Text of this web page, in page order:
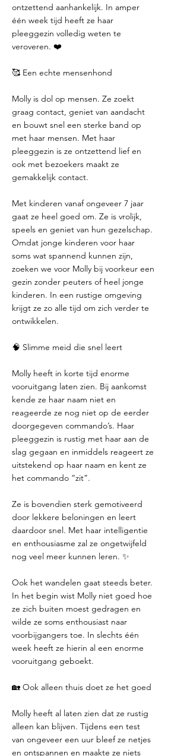
ontzettend aanhankelijk. In amper
één week tijd heeft ze haar
pleeggezin volledig weten te
veroveren. ❤️
🥰 Een echte mensenhond
Molly is dol op mensen. Ze zoekt
graag contact, geniet van aandacht
en bouwt snel een sterke band op
met haar mensen. Met haar
pleeggezin is ze ontzettend lief en
ook met bezoekers maakt ze
gemakkelijk contact.
Met kinderen vanaf ongeveer 7 jaar
gaat ze heel goed om. Ze is vrolijk,
speels en geniet van hun gezelschap.
Omdat jonge kinderen voor haar
soms wat spannend kunnen zijn,
zoeken we voor Molly bij voorkeur een
gezin zonder peuters of heel jonge
kinderen. In een rustige omgeving
krijgt ze zo alle tijd om zich verder te
ontwikkelen.
🧠 Slimme meid die snel leert
Molly heeft in korte tijd enorme
vooruitgang laten zien. Bij aankomst
kende ze haar naam niet en
reageerde ze nog niet op de eerder
doorgegeven commando’s. Haar
pleeggezin is rustig met haar aan de
slag gegaan en inmiddels reageert ze
uitstekend op haar naam en kent ze
het commando “zit”.
Ze is bovendien sterk gemotiveerd
door lekkere beloningen en leert
daardoor snel. Met haar intelligentie
en enthousiasme zal ze ongetwijfeld
nog veel meer kunnen leren. ✨
Ook het wandelen gaat steeds beter.
In het begin wist Molly niet goed hoe
ze zich buiten moest gedragen en
wilde ze soms enthousiast naar
voorbijgangers toe. In slechts één
week heeft ze hierin al een enorme
vooruitgang geboekt.
🏡 Ook alleen thuis doet ze het goed
Molly heeft al laten zien dat ze rustig
alleen kan blijven. Tijdens een test
van ongeveer een uur bleef ze netjes
en ontspannen en maakte ze niets